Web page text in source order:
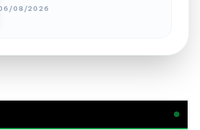
08/2026